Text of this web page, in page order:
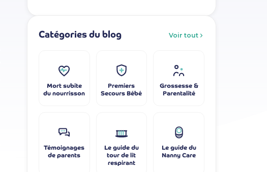
Catégories du blog Voir tout
Mort subite
du nourrisson
Premiers
Secours Bébé
Grossesse &
Parentalité
Témoignages
de parents
Le guide du
tour de lit
respirant
Le guide du
Nanny Care